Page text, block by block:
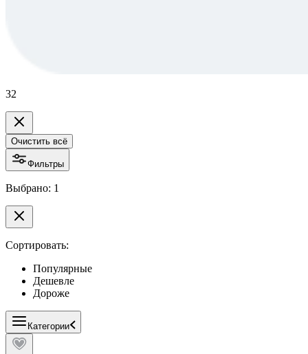
32
Очистить всё
Фильтры
Выбрано: 1
Сортировать:
Популярные
Дешевле
Дороже
Категории